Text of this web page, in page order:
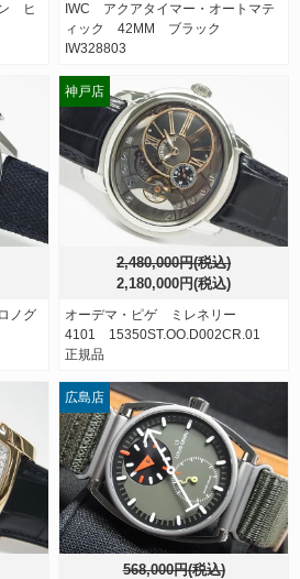
ン ヒ
IWC アクアタイマー・オートマテ
ィック 42MM ブラック
IW328803
ノグ
2,480,000円(税込)
2,180,000円(税込)
オーデマ・ピゲ ミレネリー
4101 15350ST.OO.D002CR.01
正規品
神戸店
568,000円(税込)
広島店